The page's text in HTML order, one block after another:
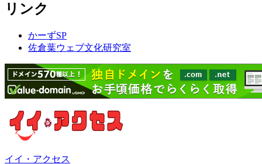
リンク
かーずSP
佐倉葉ウェブ文化研究室
イイ・アクセス